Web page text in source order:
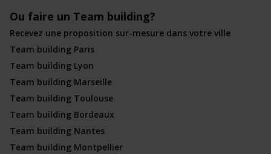
Ou faire un Team building?
Recevez une proposition sur-mesure dans votre ville
Team building Paris
Team building Lyon
Team building Marseille
Team building Toulouse
Team building Bordeaux
Team building Nantes
Team building Montpellier